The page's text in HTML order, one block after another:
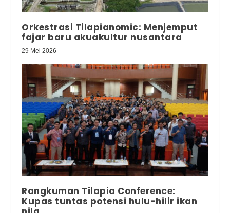
Orkestrasi Tilapianomic: Menjemput
fajar baru akuakultur nusantara
29 Mei 2026
Rangkuman Tilapia Conference:
Kupas tuntas potensi hulu-hilir ikan